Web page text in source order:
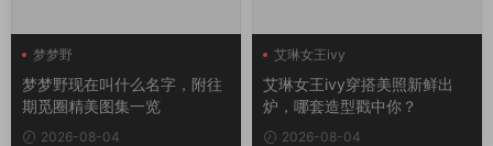
梦梦野
梦梦野现在叫什么名字，附往
期觅圈精美图集一览
2026-08-04
艾琳女王ivy
艾琳女王ivy穿搭美照新鲜出
炉，哪套造型戳中你？
2026-08-04